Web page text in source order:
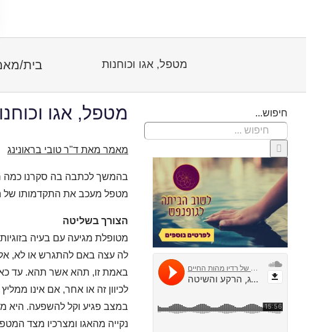
מטפל, אגו וכוחנות בית/
חיפוש... מטפל, אגו
מאמר מאת ד"ר טובי בראונינג
בהמשך לכתבה בה סקרנו כמה
מטפל מעכב את התקדמותו של
הצורך בשליטה
מטופלת מגיעה עם בעיה
לה עצה באם להתגרש או לא,
באמת זו, תהא אשר תהא. עד
לכיוון זה או אחר, אם אינו
במצב פגיע וקל להשפעה. היא
נקייה מהאגו ומצרכיו מצד